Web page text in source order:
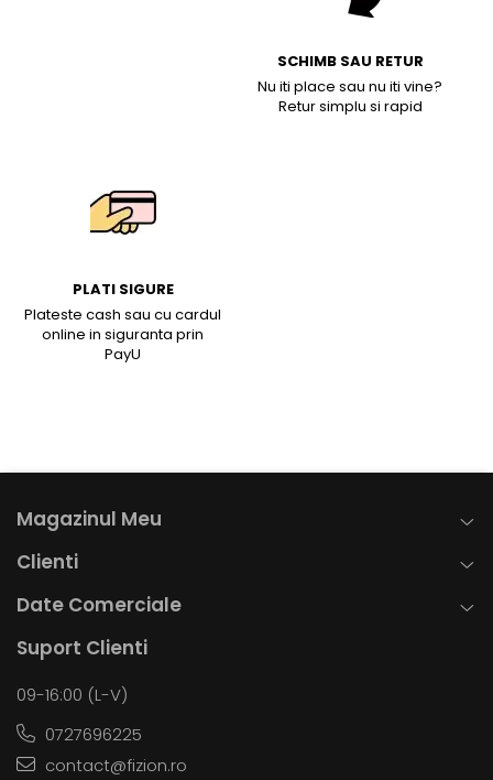
SCHIMB SAU RETUR
Nu iti place sau nu iti vine?
Retur simplu si rapid
PLATI SIGURE
Plateste cash sau cu cardul
online in siguranta prin
PayU
Magazinul Meu
Clienti
Date Comerciale
Suport Clienti
09-16:00 (L-V)
0727696225
contact@fizion.ro